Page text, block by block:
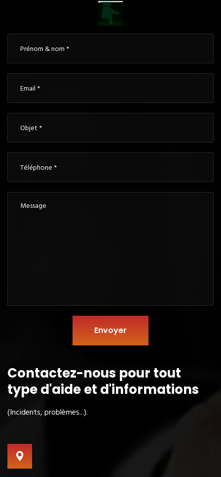
Envoyer
Contactez-nous pour tout
typed'aide et d'informations
(Incidents, problèmes...).